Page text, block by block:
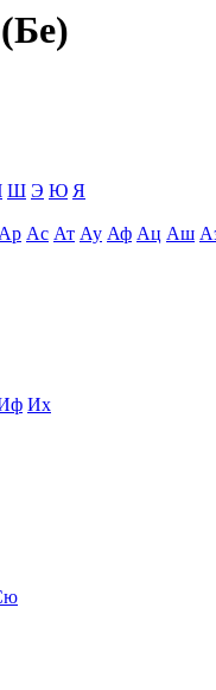
Ш Э Ю Я
Ар Ас Ат Ау Аф Ац Аш
Их